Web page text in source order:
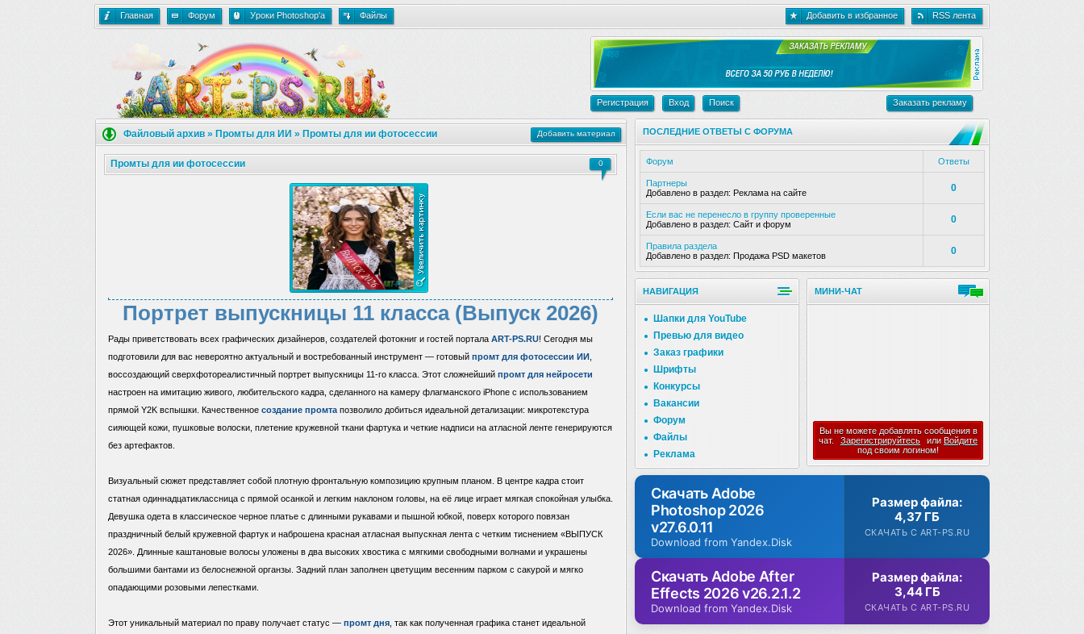
Главная Форум Уроки Photoshop'a Файлы Добавить в избранное RSS лента
Регистрация Вход Поиск Заказать рекламу
Файловый архив » Промты для ИИ » Промты для ии фотосессии Добавить материал
Промты для ии фотосессии 0
Портрет выпускницы 11 класса (Выпуск 2026)
Рады приветствовать всех графических дизайнеров, создателей фотокниг и гостей портала ART-PS.RU! Сегодня мы
подготовили для вас невероятно актуальный и востребованный инструмент — готовый промт для фотосессии ИИ
воссоздающий сверхфотореалистичный портрет выпускницы 11-го класса. Этот сложнейший промт для нейросети
настроен на имитацию живого, любительского кадра, сделанного на камеру флагманского iPhone с использованием
прямой Y2K вспышки. Качественное создание промта позволило добиться идеальной детализации: микротекстура
сияющей кожи, пушковые волоски, плетение кружевной ткани фартука и четкие надписи на атласной ленте генерируются
без артефактов.
Визуальный сюжет представляет собой плотную фронтальную композицию крупным планом. В центре кадра стоит
статная одиннадцатиклассница с прямой осанкой и легким наклоном головы, на её лице играет мягкая спокойная улыбка.
Девушка одета в классическое черное платье с длинными рукавами и пышной юбкой, поверх которого повязан
праздничный белый кружевной фартук и наброшена красная атласная выпускная лента с четким тиснением «ВЫПУСК
2026». Длинные каштановые волосы уложены в два высоких хвостика с мягкими свободными волнами и украшены
большими бантами из белоснежной органзы. Задний план заполнен цветущим весенним парком с сакурой и мягко
опадающими розовыми лепестками.
Этот уникальный материал по праву получает статус — промт дня , так как полученная графика станет идеальной
ПОСЛЕДНИЕ ОТВЕТЫ С ФОРУМА
Форум Ответы
Партнеры
Добавлено в раздел: Реклама на сайте 0
Если вас не перенесло в группу проверенные
Добавлено в раздел: Сайт и форум 0
Правила раздела
Добавлено в раздел: Продажа PSD макетов 0
НАВИГАЦИЯ
Шапки для YouTube
Превью для видео
Заказ графики
Шрифты
Конкурсы
Вакансии
Форум
Файлы
Реклама
МИНИ-ЧАТ
Вы не можете добавлять сообщения в
чат.
Зарегистрируйтесь или Войдите
под своим логином!
Скачать Adobe
Photoshop 2026
v27.6.0.11
Download from Yandex.Disk
Размер файла:
4,37 ГБ
СКАЧАТЬ С ART-PS.RU
Скачать Adobe After
Effects 2026 v26.2.1.2
Download from Yandex.Disk
Размер файла:
3,44 ГБ
СКАЧАТЬ С ART-PS.RU